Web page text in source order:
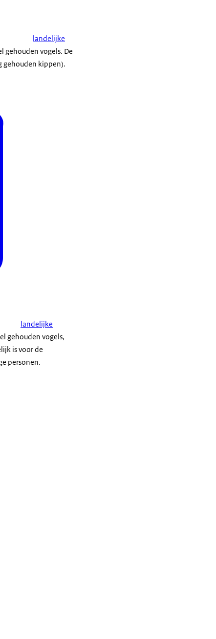
landelijke
gehouden vogels. De
gehouden kippen).
landelijke
gehouden vogels,
is voor de
personen.